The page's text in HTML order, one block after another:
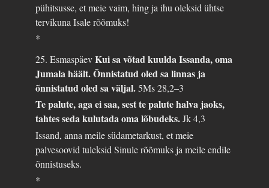
pühitsusse, et meie vaim, hing ja ihu oleksid ühtse
tervikuna Isale rõõmuks!
*
25. EsmaspäevKui sa võtad kuulda Issanda, oma
Jumala häält. Õnnistatud oled sa linnas ja
õnnistatud oled sa väljal.5Ms 28,2–3
Te palute, aga ei saa, sest te palute halva jaoks,
tahtes seda kulutada oma lõbudeks.Jk 4,3
Issand, anna meile südametarkust, et meie
palvesoovid tuleksid Sinule rõõmuks ja meile endile
õnnistuseks.
*